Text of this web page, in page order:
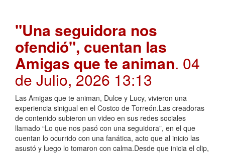
"Una seguidora nos
ofendió", cuentan las
Amigas que te animan. 04
de Julio, 2026 13:13
Las Amigas que te animan, Dulce y Lucy, vivieron una
experiencia sinigual en el Costco de Torreón.Las creadoras
de contenido subieron un video en sus redes sociales
llamado “Lo que nos pasó con una seguidora”, en el que
cuentan lo ocurrido con una fanática, acto que al inicio las
asustó y luego lo tomaron con calma.Desde que inicia el clip,